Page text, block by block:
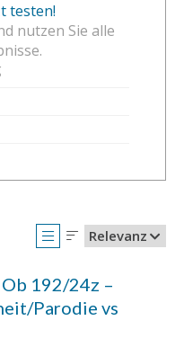
testen!
nutzen Sie alle
Relevanz
192/24z –
Parodie vs